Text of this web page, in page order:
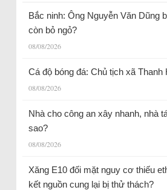
Bắc ninh: Ông Nguyễn Văn Dũng
còn bỏ ngỏ?
08/08/2026
Cá độ bóng đá: Chủ tịch xã
08/08/2026
Nhà cho công an xây nhanh, nhà
sao?
08/08/2026
Xăng E10 đối mặt nguy cơ thiếu
kết nguồn cung lại bị thử thách?